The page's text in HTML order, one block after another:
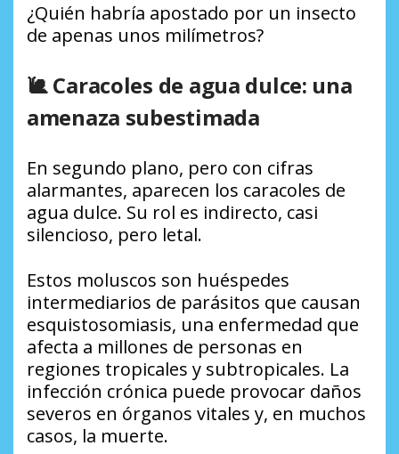
¿Quién habría apostado por un insecto
de apenas unos milímetros?
🐌 Caracoles de agua dulce: una
amenaza subestimada
En segundo plano, pero con cifras
alarmantes, aparecen los caracoles de
agua dulce. Su rol es indirecto, casi
silencioso, pero letal.
Estos moluscos son huéspedes
intermediarios de parásitos que causan
esquistosomiasis, una enfermedad que
afecta a millones de personas en
regiones tropicales y subtropicales. La
infección crónica puede provocar daños
severos en órganos vitales y, en muchos
casos, la muerte.